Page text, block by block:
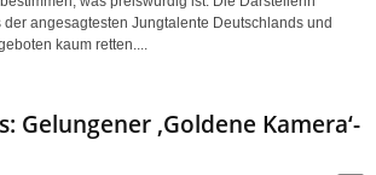
angesagtesten Jungtalente Deutschlands und
kaum retten....
Gelungener ‚Goldene Kamera‘-